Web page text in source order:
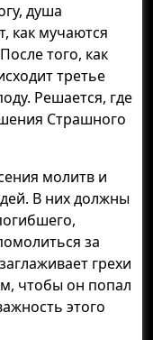
душа
как мучаются
того, как
третье
Решается, где
Страшного
молитв и
В них должны
за
грехи
чтобы он попал
этого